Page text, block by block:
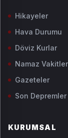
Hikayeler
Hava Durumu
Döviz Kurlar
Namaz
Gazeteler
Son Depremler
KURUMSAL